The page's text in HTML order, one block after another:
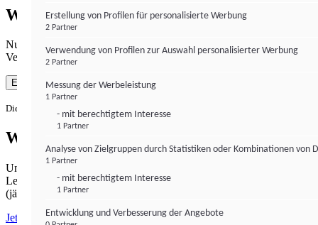
Wie gewohnt mit Werbung lesen
Nutzen Sie institutional-money.com mit Ihrer Zustimmung zur
Verwendung von Cookies für Webanalyse und Werbemaßnahmen.
Einverstanden
Die Zustimmung ist jederzeit widerrufbar.
Werbefrei lesen
Unabhängiger Journalismus hat seinen Preis.
Lesen Sie institutional-money.com PUR für 33,99€ pro Monat
(jährliche Abrechnung).
Jetzt abonnieren
Erstellung von Profilen für personalisierte Werbung
2 Partner
Verwendung von Profilen zur Auswahl personalisierter Werbung
2 Partner
Messung der Werbeleistung
1 Partner
- mit berechtigtem Interesse
1 Partner
Analyse von Zielgruppen durch Statistiken oder Kombinationen von
1 Partner
- mit berechtigtem Interesse
1 Partner
Entwicklung und Verbesserung der Angebote